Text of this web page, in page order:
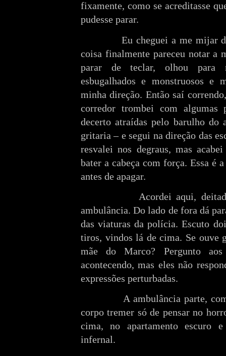
fixamente, como se acreditasse
pudesse parar.
Eu cheguei a me mijar de
coisa finalmente pareceu notar a
parar de teclar, olhou para
esbugalhados e monstruosos e
minha direção. Então saí
corredor trombei com algumas
decerto atraídas pelo barulho do
gritaria – e segui na direção das
resvalei nos degraus, mas
bater a cabeça com força. Essa é
antes de apagar.
Acordei aqui, deitado na
ambulância. Do lado de fora dá
das viaturas da polícia. Escuto
tiros, vindos lá de cima. Se ouve
mãe do Marco? Pergunto
acontecendo, mas eles não
expressões perturbadas.
A ambulância parte, com a
corpo tremer só de pensar no
cima, no apartamento escuro
infernal.